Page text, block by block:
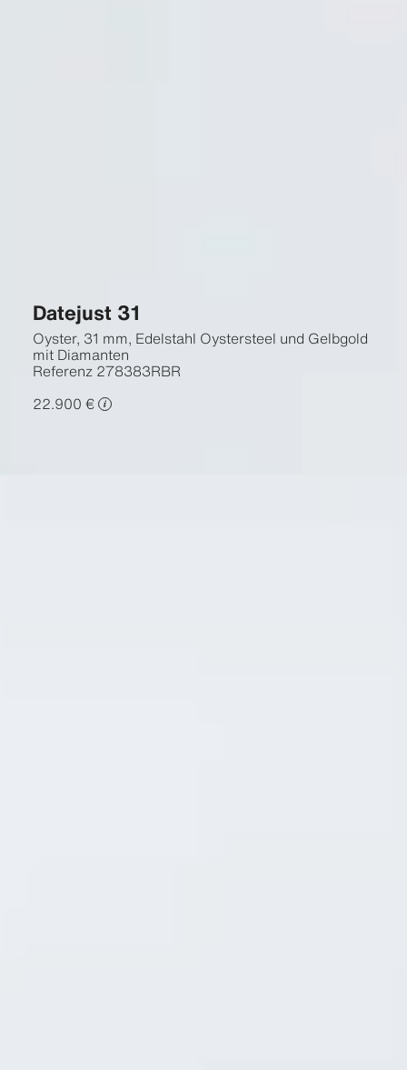
Datejust 31
Oyster, 31 mm, Edelstahl Oystersteel und Gelbgold
mit Diamanten
Referenz 278383RBR
22.900 €